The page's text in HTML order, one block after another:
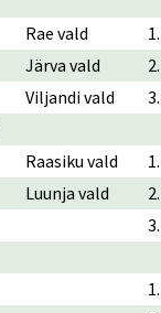
Rae vald
1.
Järva vald
2.
Viljandi vald
3.
Raasiku vald
1.
Luunja vald
2.
3.
1.